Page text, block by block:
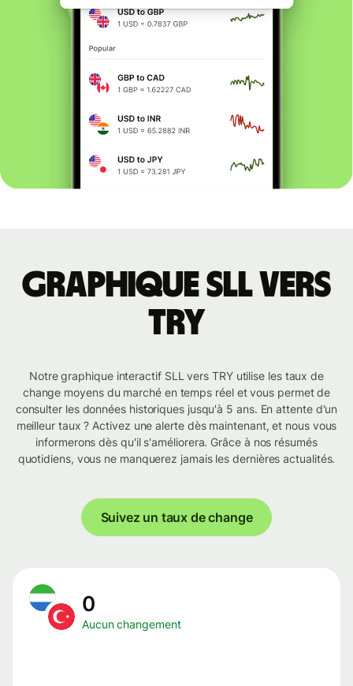
Graphique SLL vers
TRY
Notre graphique interactif SLL vers TRY utilise les taux de
change moyens du marché en temps réel et vous permet de
consulter les données historiques jusqu'à 5 ans. En attente d'un
meilleur taux ? Activez une alerte dès maintenant, et nous vous
informerons dès qu'il s'améliorera. Grâce à nos résumés
quotidiens, vous ne manquerez jamais les dernières actualités.
Suivez un taux de change
0
Aucun changement